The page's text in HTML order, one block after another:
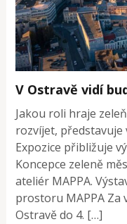
V Ostravě vidí
Jakou roli hraje
rozvíjet, představuje
Expozice přibližuje
Koncepce zeleně
ateliér MAPPA.
prostoru MAPPA Za
Ostravě do 4. […]